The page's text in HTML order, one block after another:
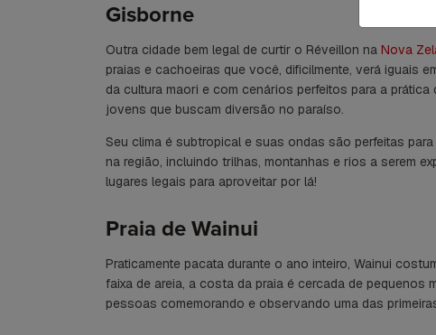
Gisborne
Outra cidade bem legal de curtir o Réveillon na Nova
praias e cachoeiras que você, dificilmente, verá iguais
da cultura maori e com cenários perfeitos para a
jovens que buscam diversão no paraíso.
Seu clima é subtropical e suas ondas são perfeitas
na região, incluindo trilhas, montanhas e rios a serem
lugares legais para aproveitar por lá!
Praia de Wainui
Praticamente pacata durante o ano inteiro, Wainui
faixa de areia, a costa da praia é cercada de pequenos
pessoas comemorando e observando uma das